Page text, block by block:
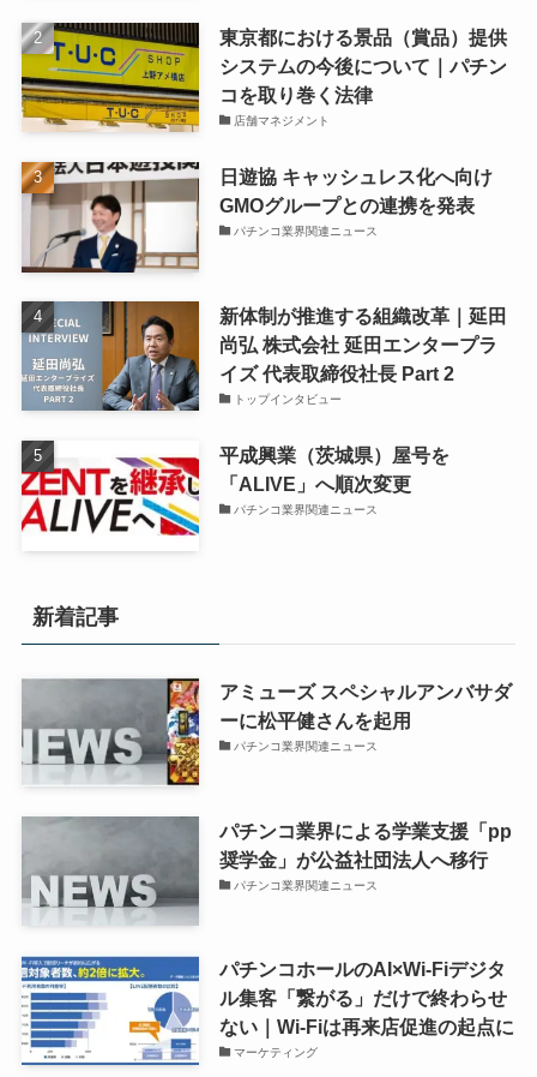
東京都における景品（賞品）提供
システムの今後について｜パチン
コを取り巻く法律
店舗マネジメント
日遊協 キャッシュレス化へ向け
GMOグループとの連携を発表
パチンコ業界関連ニュース
新体制が推進する組織改革｜延田
尚弘 株式会社 延田エンタープラ
イズ 代表取締役社長 Part 2
トップインタビュー
平成興業（茨城県）屋号を
「ALIVE」へ順次変更
パチンコ業界関連ニュース
新着記事
アミューズ スペシャルアンバサダ
ーに松平健さんを起用
パチンコ業界関連ニュース
パチンコ業界による学業支援「pp
奨学金」が公益社団法人へ移行
パチンコ業界関連ニュース
パチンコホールのAI×Wi-Fiデジタ
ル集客「繋がる」だけで終わらせ
ない｜Wi-Fiは再来店促進の起点に
マーケティング